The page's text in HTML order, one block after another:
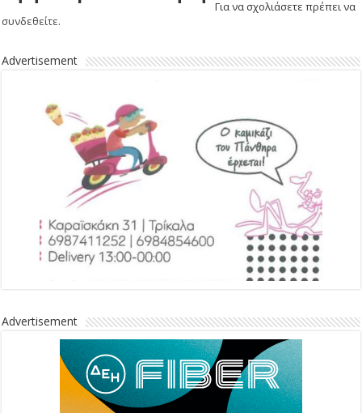
Για να σχολιάσετε πρέπει να
συνδεθείτε.
Advertisement
Advertisement